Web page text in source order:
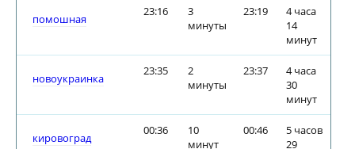
помошная
23:16
3
минуты
23:19
4 часа
14
минут
новоукраинка
23:35
2
минуты
23:37
4 часа
30
минут
кировоград
00:36
10
минут
00:46
5 часов
29